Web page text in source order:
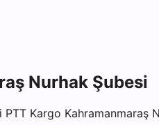
Nurhak Şubesi
PTT Kargo Kahramanmaraş